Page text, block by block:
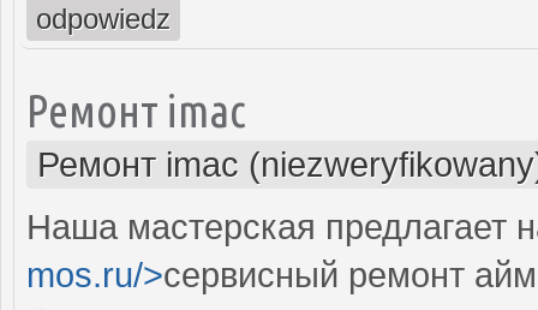
odpowiedz
Ремонт imac
Ремонт imac
Наша мастерская предлагает
mos.ru/>сервисный ремонт